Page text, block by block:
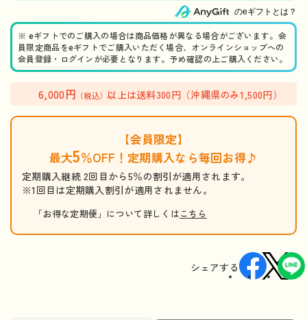
のeギフトとは？
※ eギフトでのご購入の場合は商品価格が異なる場合がございます。会
員限定商品をeギフトでご購入いただく場合、オンラインショップへの
会員登録・ログインが必要となります。予め確認の上ご購入ください。
6,000円 （税込）以上は送料300円（沖縄県のみ1,500円）
【会員限定】
最大5％OFF！定期購入なら毎回お得♪
定期購入継続 2回目から5％の割引が適用されます。
※1回目は定期購入割引が適用されません。
「お得な定期便」について詳しくはこちら
シェアする